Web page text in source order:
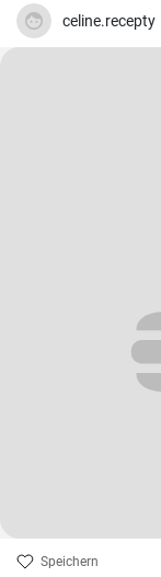
celine.recepty
Speichern